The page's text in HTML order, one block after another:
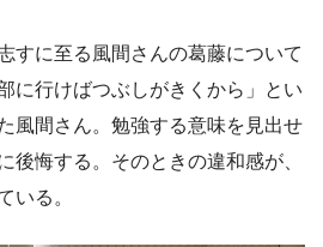
すに至る風間さんの葛藤について
に行けばつぶしがきくから」とい
風間さん。勉強する意味を見出せ
後悔する。そのときの違和感が、
いる。